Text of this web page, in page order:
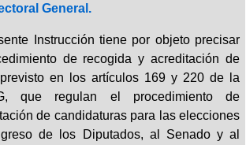
General.
Instrucción tiene por objeto precisar
de recogida y acreditación de
en los artículos 169 y 220 de la
que regulan el procedimiento de
de candidaturas para las elecciones
de los Diputados, al Senado y al